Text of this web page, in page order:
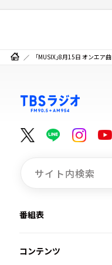
「MUSIX」8月15日 オンエア曲
番組表
コンテンツ